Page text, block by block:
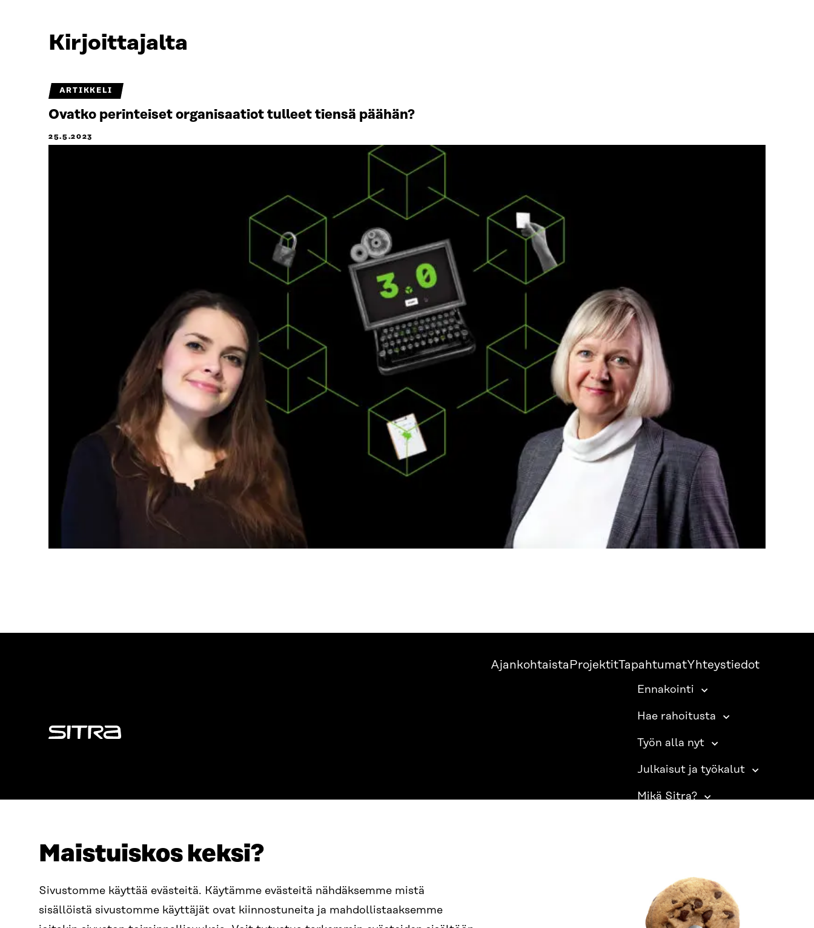
Maistuiskos keksi?
Sivustomme käyttää evästeitä. Käytämme evästeitä nähdäksemme mistä
sisällöistä sivustomme käyttäjät ovat kiinnostuneita ja mahdollistaaksemme
Kirjoittajalta
ARTIKKELI
Ovatko perinteiset organisaatiot tulleet tiensä päähän?
25.5.2023
Sitra
Ajankohtaista ProjektitTapahtumatYhteystiedot
Ennakointi
Hae rahoitusta
Työn alla nyt
Julkaisut ja työkalut
Mikä Sitra?
Itämerenkatu 11-13, PL 160,
00181 Helsinki
+358 294 618 991
SITRA SOSIAALISESSA MEDIASSA